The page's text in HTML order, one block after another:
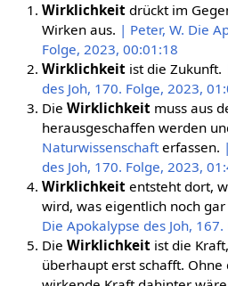
Wirklichkeitdrückt im
Wirken aus. | Peter, W. Die
Folge, 2023, 00:01:18
Wirklichkeitist die Zukunft.
des Joh, 170. Folge, 2023,
Die Wirklichkeitmuss aus
herausgeschaffen werden
Naturwissenschafterfassen.
des Joh, 170. Folge, 2023,
Wirklichkeitentsteht dort,
wird, was eigentlich noch
Die Apokalypse des Joh,
Die Wirklichkeitist die
überhaupt erst schafft. Ohne